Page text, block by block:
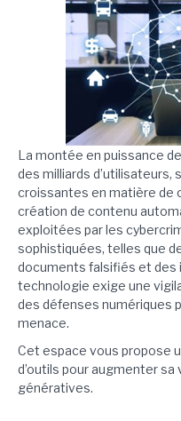
La montée en puissance
des milliards
croissantes en matière de
création de contenu
exploitées par les
sophistiquées, telles que
documents falsifiés et
technologie exige une
des défenses numériques
menace.
Cet espace vous propose
d’outils pour augmenter
génératives.